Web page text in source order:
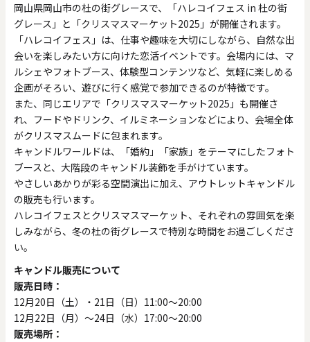
岡山県岡山市の杜の街グレースで、「ハレコイフェス in 杜の街
グレース」と「クリスマスマーケット2025」が開催されます。
「ハレコイフェス」は、仕事や趣味を大切にしながら、自然な出
会いを楽しみたい方に向けた恋活イベントです。会場内には、マ
ルシェやフォトブース、体験型コンテンツなど、気軽に楽しめる
企画がそろい、遊びに行く感覚で参加できるのが特徴です。
また、同じエリアで「クリスマスマーケット2025」も開催さ
れ、フードやドリンク、イルミネーションなどにより、会場全体
がクリスマスムードに包まれます。
キャンドルワールドは、「婚約」「家族」をテーマにしたフォト
ブースと、大階段のキャンドル装飾を手がけています。
やさしいあかりが彩る空間演出に加え、アウトレットキャンドル
の販売も行います。
ハレコイフェスとクリスマスマーケット、それぞれの雰囲気を楽
しみながら、冬の杜の街グレースで特別な時間をお過ごしくださ
い。
キャンドル販売について
販売日時：
12月20日（土）・21日（日）11:00〜20:00
12月22日（月）〜24日（水）17:00〜20:00
販売場所：